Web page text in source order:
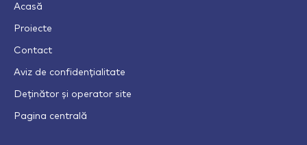
Acasă
Proiecte
Contact
Aviz de confidențialitate
Deținător și operator site
Pagina centrală